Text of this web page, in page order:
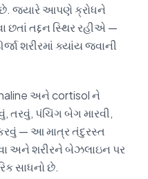
જ્યારે આપણે ક્રોધને
છતાં તદ્દન સ્થિર રહીએ —
શરીરમાં ક્યાંય જવાની
અને cortisol ને
તરવું, પંચિંગ બેગ મારવી,
— આ માત્ર તંદુરસ્ત
અને શરીરને બેઝલાઇન પર
સાધનો છે.